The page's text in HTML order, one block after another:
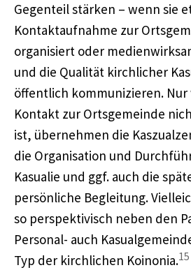
Gegenteil stärken – wenn sie
Kontaktaufnahme zur
organisiert oder
und die Qualität kirchlicher
öffentlich kommunizieren. Nur
Kontakt zur Ortsgemeinde
ist, übernehmen die
die Organisation und
Kasualie und ggf. auch die
persönliche Begleitung.
so perspektivisch neben den
Personal- auch
Typ der kirchlichen Koinonia.15